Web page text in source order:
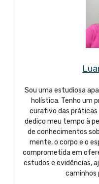
Sou uma estudiosa
holística. Tenho um
curativo das
dedico meu tempo à
de conhecimentos
mente, o corpo e o
comprometida em
estudos e evidências,
caminhos